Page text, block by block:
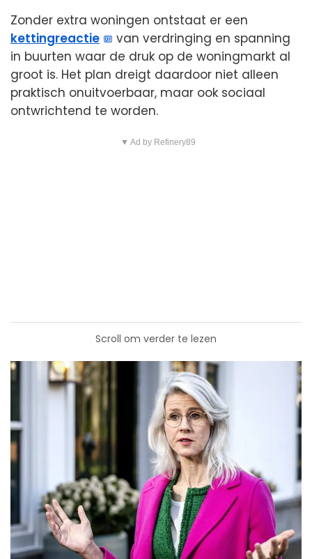
Zonder extra woningen ontstaat er een
kettingreactie
van verdringing en spanning
in buurten waar de druk op de woningmarkt al
groot is. Het plan dreigt daardoor niet alleen
praktisch onuitvoerbaar, maar ook sociaal
ontwrichtend te worden.
▼ Ad by Refinery89
Scroll om verder te lezen